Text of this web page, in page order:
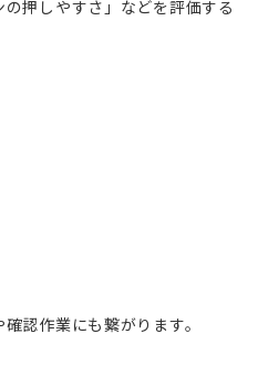
の押しやすさ」などを評価する
認作業にも繋がります。